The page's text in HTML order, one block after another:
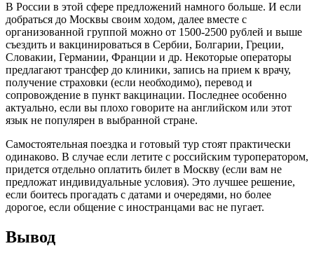
В России в этой сфере предложений намного больше. И если
добраться до Москвы своим ходом, далее вместе с
организованной группой можно от 1500-2500 рублей и выше
съездить и вакцинироваться в Сербии, Болгарии, Греции,
Словакии, Германии, Франции и др. Некоторые операторы
предлагают трансфер до клиники, запись на прием к врачу,
получение страховки (если необходимо), перевод и
сопровождение в пункт вакцинации. Последнее особенно
актуально, если вы плохо говорите на английском или этот
язык не популярен в выбранной стране.
Самостоятельная поездка и готовый тур стоят практически
одинаково. В случае если летите с российским туроператором,
придется отдельно оплатить билет в Москву (если вам не
предложат индивидуальные условия). Это лучшее решение,
если боитесь прогадать с датами и очередями, но более
дорогое, если общение с иностранцами вас не пугает.
Вывод